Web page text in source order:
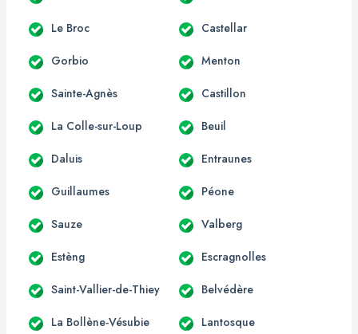
Le Broc Castellar
Gorbio Menton
Sainte-Agnès Castillon
La Colle-sur-Loup Beuil
Daluis Entraunes
Guillaumes Péone
Sauze Valberg
Estèng Escragnolles
Saint-Vallier-de-Thiey Belvédère
La Bollène-Vésubie Lantosque